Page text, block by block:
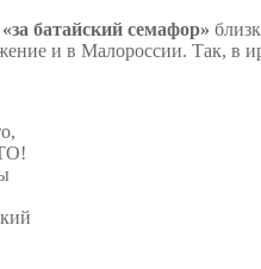
«за батайский семафор»
и в Малороссии. Так,